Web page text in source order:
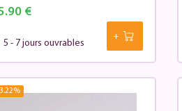
€
5 - 7 jours ouvrables
%